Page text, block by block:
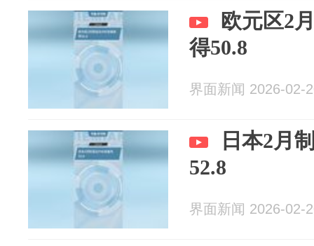
欧元区2
得50.8
界面新闻 2026-02-
日本2月
52.8
界面新闻 2026-02-